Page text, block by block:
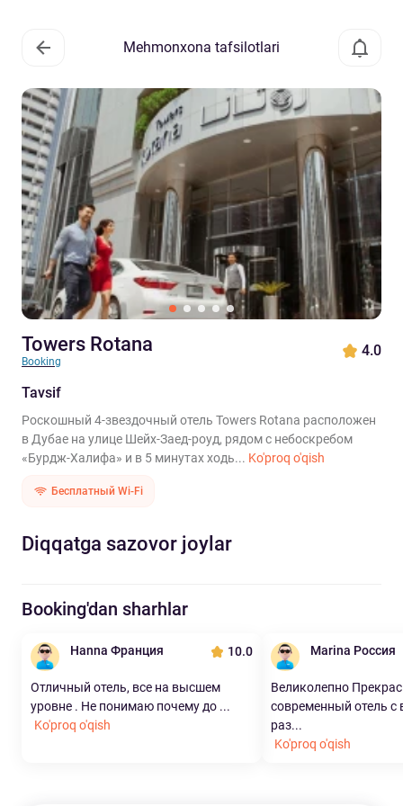
Mehmonxona tafsilotlari
Towers Rotana
Booking
4.0
Tavsif
Роскошный 4-звездочный отель Towers Rotana расположен
в Дубае на улице Шейх-Заед-роуд, рядом с небоскребом
«Бурдж-Халифа» и в 5 минутах ходь... Ko'proq o'qish
Бесплатный Wi-Fi
Diqqatga sazovor joylar
Booking'dan sharhlar
Hanna Франция 10.0
Отличный отель, все на высшем
уровне . Не понимаю почему до ...
Ko'proq o'qish
Marina Россия
Великолепно
современный отель
раз...
Ko'proq o'qish